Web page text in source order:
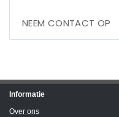
NEEM CONTACT OP
Informatie
Over ons